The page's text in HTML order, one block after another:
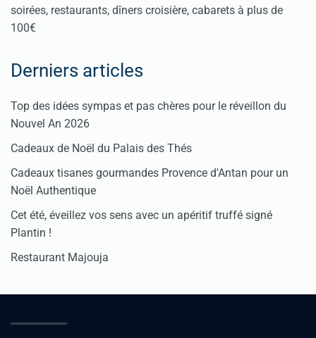
soirées, restaurants, dîners croisière, cabarets à plus de
100€
Derniers articles
Top des idées sympas et pas chères pour le réveillon du
Nouvel An 2026
Cadeaux de Noël du Palais des Thés
Cadeaux tisanes gourmandes Provence d'Antan pour un
Noël Authentique
Cet été, éveillez vos sens avec un apéritif truffé signé
Plantin !
Restaurant Majouja